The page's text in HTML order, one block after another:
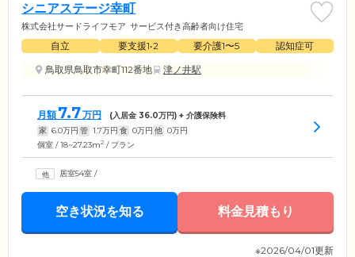
シニアステージ幸町
株式会社サードライフモア サービス付き高齢者向け住宅
自立 要支援1•2 要介護1〜5
認知症可
鳥取県鳥取市幸町112番地
津ノ井駅
月額 7.7万円 (入居金 36.0万円) + 介護保険料
家 6.0万円 管 1.7万円 食 0万円 他 0万円
個室 / 18~27.23m2 / プラン
居室54室 /
空き状況を知る 料金見積もり
※2026/04/01更新